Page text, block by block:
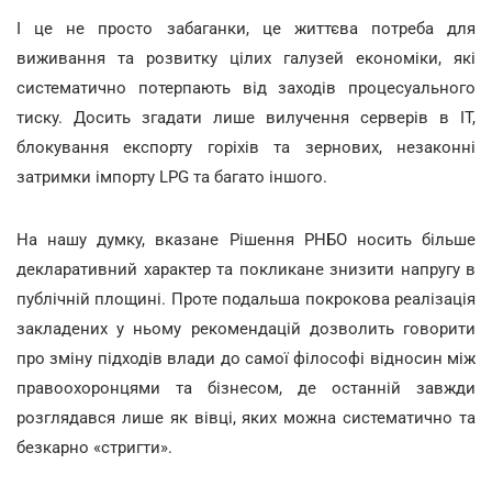
І це не просто забаганки, це життєва потреба для
виживання та розвитку цілих галузей економіки, які
систематично потерпають від заходів процесуального
тиску. Досить згадати лише вилучення серверів в IT,
блокування експорту горіхів та зернових, незаконні
затримки імпорту LPG та багато іншого.
На нашу думку, вказане Рішення РНБО носить більше
декларативний характер та покликане знизити напругу в
публічній площині. Проте подальша покрокова реалізація
закладених у ньому рекомендацій дозволить говорити
про зміну підходів влади до самої філософі відносин між
правоохоронцями та бізнесом, де останній завжди
розглядався лише як вівці, яких можна систематично та
безкарно «стригти».